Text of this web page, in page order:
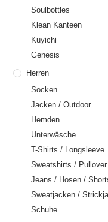
Soulbottles
Klean Kanteen
Kuyichi
Genesis
Herren
Socken
Jacken / Outdoor
Hemden
Unterwäsche
T-Shirts / Longsleeve
Sweatshirts /
Jeans / Hosen /
Sweatjacken /
Schuhe